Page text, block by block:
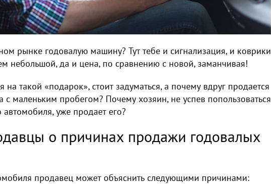
рынке годовалую машину? Тут тебе и сигнализация, и коврики
небольшой, да и цена, по сравнению с новой, заманчивая!
на такой «подарок», стоит задуматься, а почему вдруг продается
с маленьким пробегом? Почему хозяин, не успев попользоваться
уже продает его?
о причинах продажи годовалых
продавец может объяснить следующими причинами: